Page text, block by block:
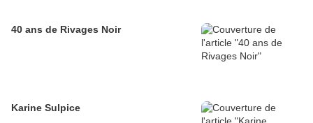
40 ans de Rivages Noir
Karine Sulpice